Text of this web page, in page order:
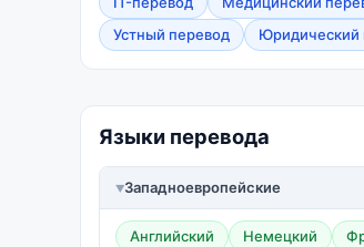
Устный перевод
Юридический
Языки перевода
Западноевропейские
Английский Немецкий